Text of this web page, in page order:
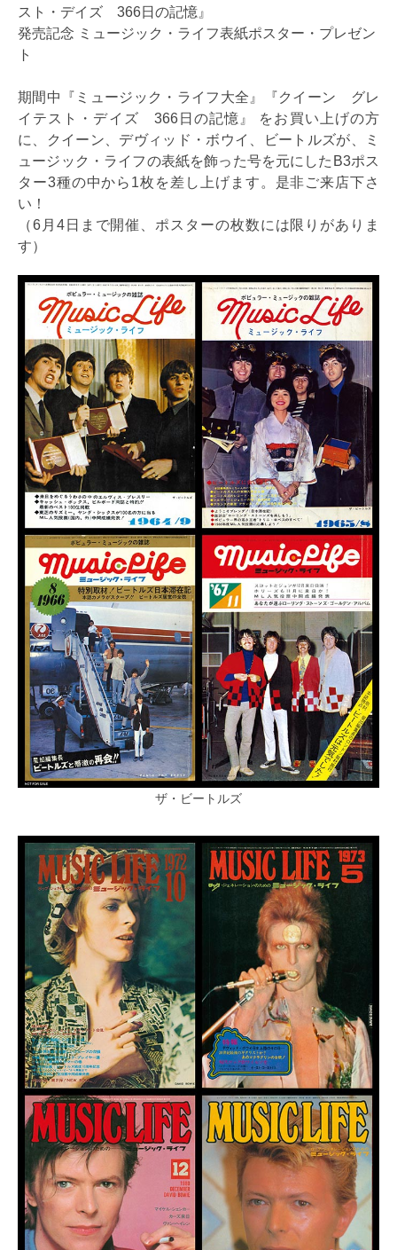
スト・デイズ 366日の記憶』
発売記念 ミュージック・ライフ表紙ポスター・プレゼン
ト
期間中『ミュージック・ライフ大全』『クイーン グレ
イテスト・デイズ 366日の記憶』 をお買い上げの方
に、クイーン、デヴィッド・ボウイ、ビートルズが、ミ
ュージック・ライフの表紙を飾った号を元にしたB3ポス
ター3種の中から1枚を差し上げます。是非ご来店下さ
い！
（6月4日まで開催、ポスターの枚数には限りがありま
す）
ザ・ビートルズ